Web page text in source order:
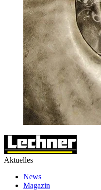
Aktuelles
News
Magazin